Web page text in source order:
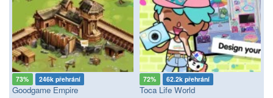
73% 246k přehrání
Goodgame Empire
72% 62.2k přehrání
Toca Life World